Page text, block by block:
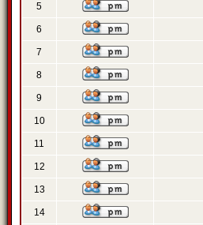
5
6
7
8
9
10
11
12
13
14